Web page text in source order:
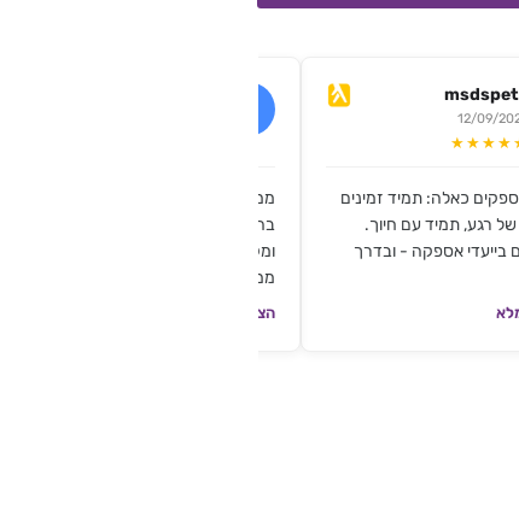
12/09/
כאלה: תמיד זמינים
רגע, תמיד עם חיוך.
בייעדי אספקה - ובדרך
ממליצה בחום!! הזמנתי פצירות ממותגות
בהתראה של יומיים השירית היה אדיב
ומקצועי והפצירות יצאו מושלמות!!!
ממליצה בחום!!
הצגת תוכן מלא